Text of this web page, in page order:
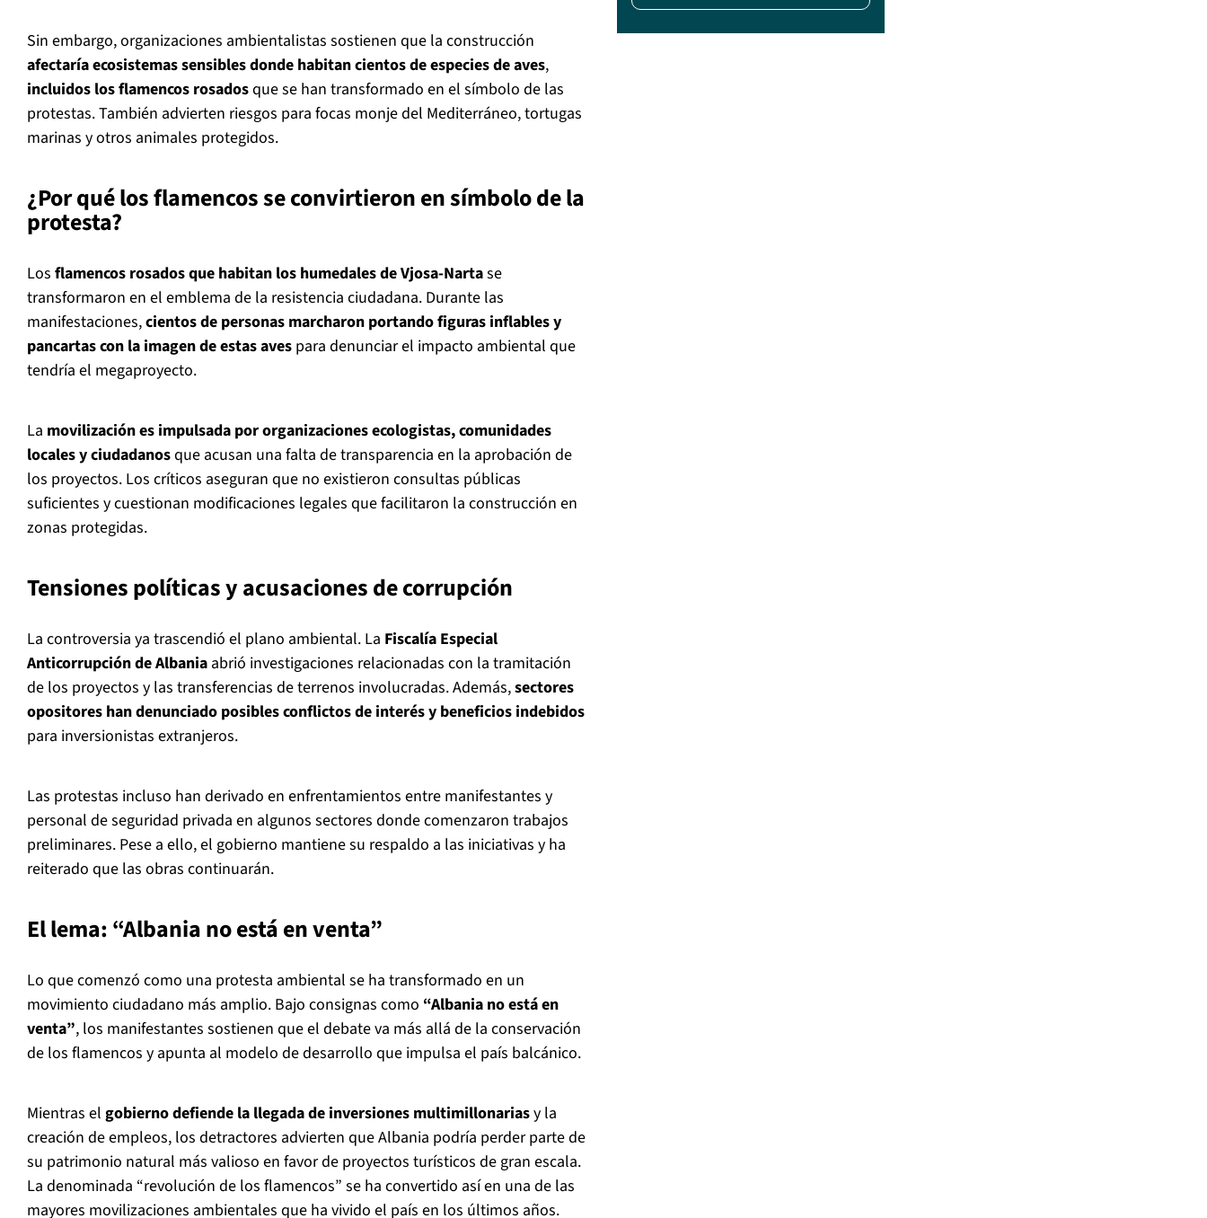
Sin embargo, organizaciones ambientalistas sostienen que la construcción
afectaría ecosistemas sensibles donde habitan cientos de especies de aves,
incluidos los flamencos rosadosque se han transformado en el símbolo de las
protestas. También advierten riesgos para focas monje del Mediterráneo, tortugas
marinas y otros animales protegidos.
¿Por qué los flamencos se convirtieron en símbolo de la
protesta?
Los flamencos rosados que habitan los humedales de Vjosa-Nartase
transformaron en el emblema de la resistencia ciudadana. Durante las
manifestaciones,cientos de personas marcharon portando figuras inflables y
pancartas con la imagen de estas aves para denunciar el impacto ambiental que
tendría el megaproyecto.
La movilización es impulsada por organizaciones ecologistas, comunidades
locales y ciudadanosque acusan una falta de transparencia en la aprobación de
los proyectos. Los críticos aseguran que no existieron consultas públicas
suficientes y cuestionan modificaciones legales que facilitaron la construcción en
zonas protegidas.
Tensiones políticas y acusaciones de corrupción
La controversia ya trascendió el plano ambiental. La Fiscalía Especial
Anticorrupción de Albania abrió investigaciones relacionadas con la tramitación
de los proyectos y las transferencias de terrenos involucradas. Además,sectores
opositores han denunciado posibles conflictos de interés y beneficios indebidos
para inversionistas extranjeros.
Las protestas incluso han derivado en enfrentamientos entre manifestantes y
personal de seguridad privada en algunos sectores donde comenzaron trabajos
preliminares. Pese a ello, el gobierno mantiene su respaldo a las iniciativas y ha
reiterado que las obras continuarán.
El lema: “Albania no está en venta”
Lo que comenzó como una protesta ambiental se ha transformado en un
movimiento ciudadano más amplio. Bajo consignas como “Albania no está en
venta”, los manifestantes sostienen que el debate va más allá de la conservación
de los flamencos y apunta al modelo de desarrollo que impulsa el país balcánico.
Mientras el gobierno defiende la llegada de inversiones multimillonariasy la
creación de empleos, los detractores advierten que Albania podría perder parte de
su patrimonio natural más valioso en favor de proyectos turísticos de gran escala.
La denominada “revolución de los flamencos” se ha convertido así en una de las
mayores movilizaciones ambientales que ha vivido el país en los últimos años.